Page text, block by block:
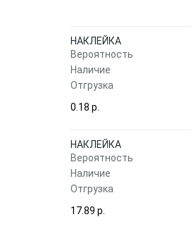
НАКЛЕЙКА
Вероятность
Наличие
Отгрузка
0.18 p.
НАКЛЕЙКА
Вероятность
Наличие
Отгрузка
17.89 p.